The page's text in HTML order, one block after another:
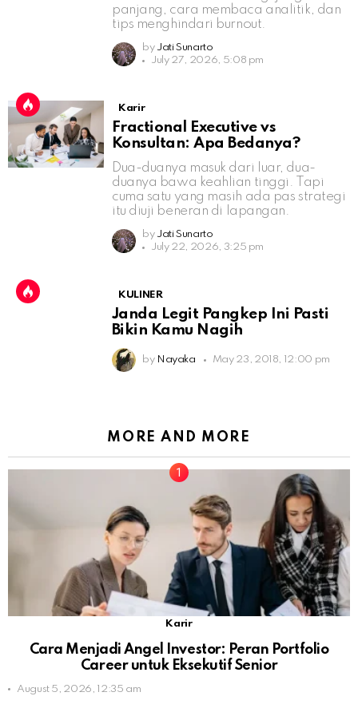
panjang, cara membaca analitik, dan
tips menghindari burnout.
by Jati Sunarto
July 27, 2026, 5:08 pm
Karir
Fractional Executive vs
Konsultan: Apa Bedanya?
Dua-duanya masuk dari luar, dua-
duanya bawa keahlian tinggi. Tapi
cuma satu yang masih ada pas strategi
itu diuji beneran di lapangan.
by Jati Sunarto
July 22, 2026, 3:25 pm
KULINER
Janda Legit Pangkep Ini Pasti
Bikin Kamu Nagih
by Nayaka May 23, 2018, 12:00 pm
MORE AND MORE
Karir
Cara Menjadi Angel Investor: Peran Portfolio
Career untuk Eksekutif Senior
August 5, 2026, 12:35 am